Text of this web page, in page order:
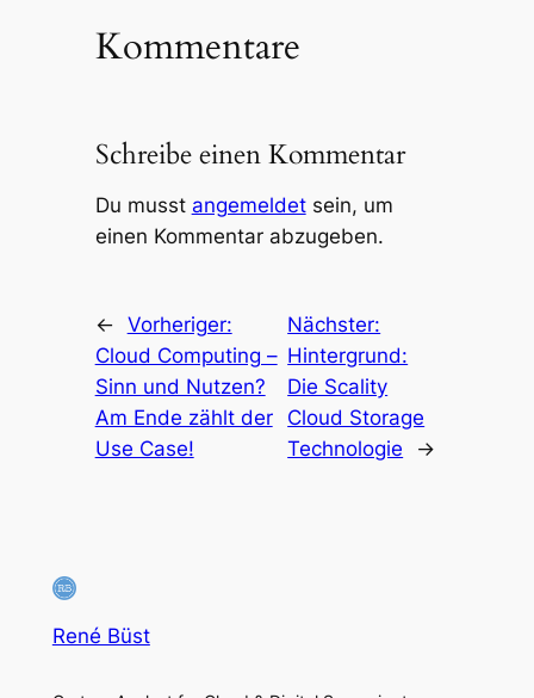
Kommentare
Schreibe einen Kommentar
Du musst angemeldetsein, um
einen Kommentar abzugeben.
← Vorheriger:
Cloud Computing –
Sinn und Nutzen?
Am Ende zählt der
Use Case!
Nächster:
Hintergrund:
Die Scality
Cloud Storage
Technologie
→
René Büst